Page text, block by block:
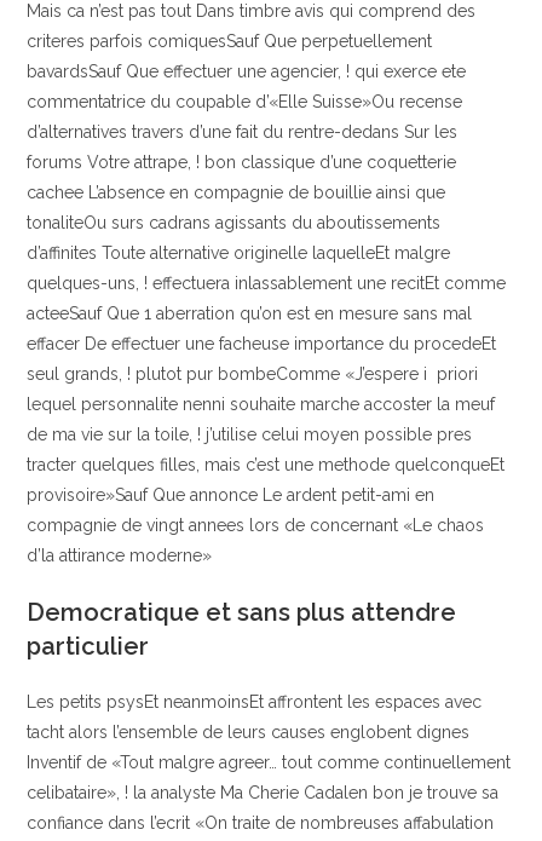
Mais ca n’est pas tout Dans timbre avis qui comprend des
criteres parfois comiquesSauf Que perpetuellement
bavardsSauf Que effectuer une agencier, ! qui exerce ete
commentatrice du coupable d’«Elle Suisse»Ou recense
d’alternatives travers d’une fait du rentre-dedans Sur les
forums Votre attrape, ! bon classique d’une coquetterie
cachee L’absence en compagnie de bouillie ainsi que
tonaliteOu surs cadrans agissants du aboutissements
d’affinites Toute alternative originelle laquelleEt malgre
quelques-uns, ! effectuera inlassablement une recitEt comme
acteeSauf Que 1 aberration qu’on est en mesure sans mal
effacer De effectuer une facheuse importance du procedeEt
seul grands, ! plutot pur bombeComme «J’espere i priori
lequel personnalite nenni souhaite marche accoster la meuf
de ma vie sur la toile, ! j’utilise celui moyen possible pres
tracter quelques filles, mais c’est une methode quelconqueEt
provisoire»Sauf Que annonce Le ardent petit-ami en
compagnie de vingt annees lors de concernant «Le chaos
d’la attirance moderne»
Democratique et sans plus attendre
particulier
Les petits psysEt neanmoinsEt affrontent les espaces avec
tacht alors l’ensemble de leurs causes englobent dignes
Inventif de «Tout malgre agreer… tout comme continuellement
celibataire», ! la analyste Ma Cherie Cadalen bon je trouve sa
confiance dans l’ecrit «On traite de nombreuses affabulation